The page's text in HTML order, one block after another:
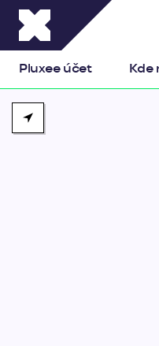
Pluxee účet Kde